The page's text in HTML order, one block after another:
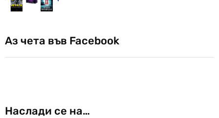
Аз чета във Facebook
Наслади се на…